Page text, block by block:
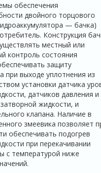
обеспечения
двойного торцового
— бачка)
Конструкция
местный или
контроль состояния
защиту
при выходе уплотнения из
установки датчика
датчиков давления и
жидкости, и
клапана. Наличие в
змеевика позволяет
обеспечивать подогрев
при перекачивании
с температурой ниже